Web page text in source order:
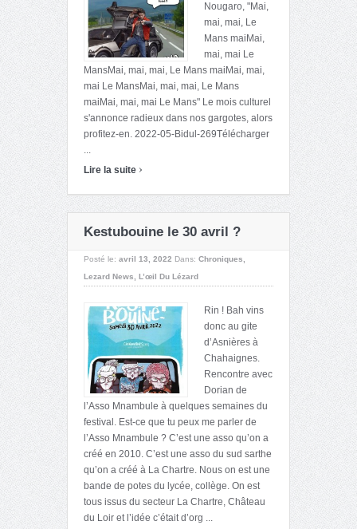
Nougaro, "Mai,
mai, mai, Le
Mans maiMai,
mai, mai Le
MansMai, mai, mai, Le Mans maiMai, mai,
mai Le MansMai, mai, mai, Le Mans
maiMai, mai, mai Le Mans" Le mois culturel
s'annonce radieux dans nos gargotes, alors
profitez-en. 2022-05-Bidul-269Télécharger
...
Lire la suite ›
Kestubouine le 30 avril ?
Posté le: avril 13, 2022 Dans: Chroniques,
Lezard News, L’œil Du Lézard
Rin ! Bah vins
donc au gite
d’Asnières à
Chahaignes.
Rencontre avec
Dorian de
l’Asso Mnambule à quelques semaines du
festival. Est-ce que tu peux me parler de
l’Asso Mnambule ? C’est une asso qu’on a
créé en 2010. C’est une asso du sud sarthe
qu’on a créé à La Chartre. Nous on est une
bande de potes du lycée, collège. On est
tous issus du secteur La Chartre, Château
du Loir et l’idée c’était d’org ...